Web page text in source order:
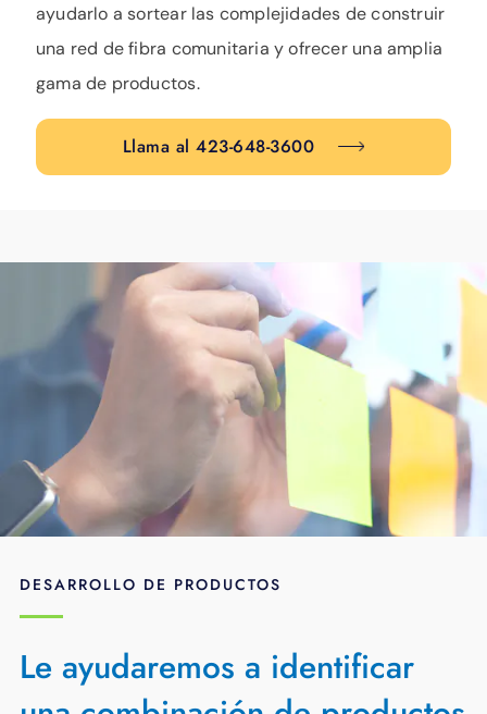
ayudarlo a sortear las complejidades de construir
una red de fibra comunitaria y ofrecer una amplia
gama de productos.
Llama al 423-648-3600
DESARROLLO DE PRODUCTOS
Le ayudaremos a identificar